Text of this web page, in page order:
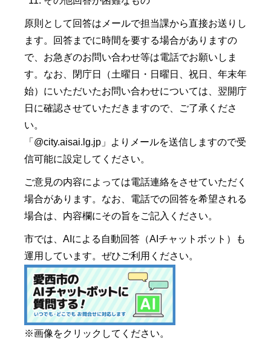
原則として回答はメールで担当課から直接お送りし
ます。回答までに時間を要する場合がありますの
で、お急ぎのお問い合わせ等は電話でお願いしま
す。なお、閉庁日（土曜日・日曜日、祝日、年末年
始）にいただいたお問い合わせについては、翌開庁
日に確認させていただきますので、ご了承くださ
い。
「@city.aisai.lg.jp」よりメールを送信しますので受
信可能に設定してください。
ご意見の内容によっては電話連絡をさせていただく
場合があります。なお、電話での回答を希望される
場合は、内容欄にその旨をご記入ください。
市では、AIによる自動回答（AIチャットボット）も
運用しています。ぜひご利用ください。
※画像をクリックしてください。